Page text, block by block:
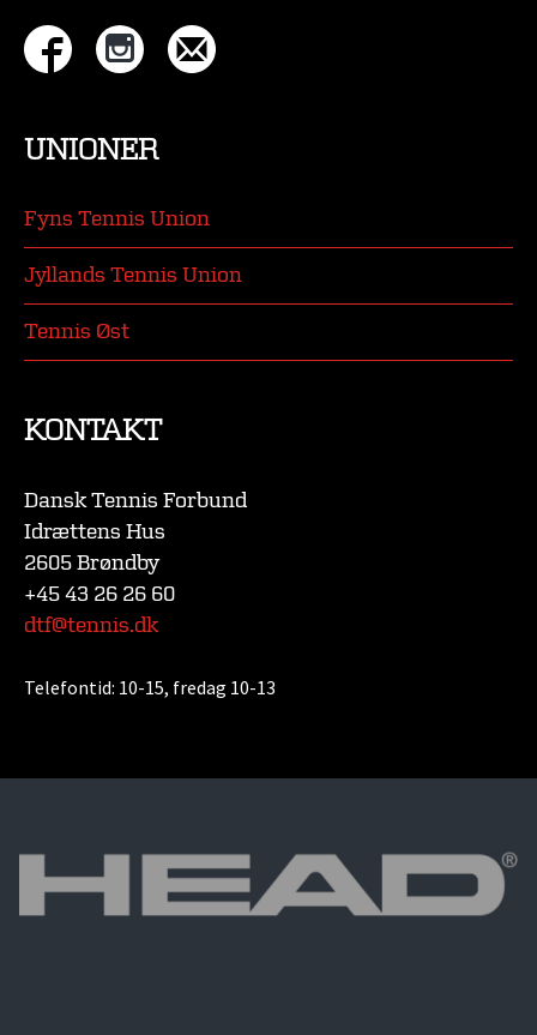
UNIONER
Fyns Tennis Union
Jyllands Tennis Union
Tennis Øst
KONTAKT
Dansk Tennis Forbund
Idrættens Hus
2605 Brøndby
+45 43 26 26 60
dtf@tennis.dk
Telefontid: 10-15, fredag 10-13